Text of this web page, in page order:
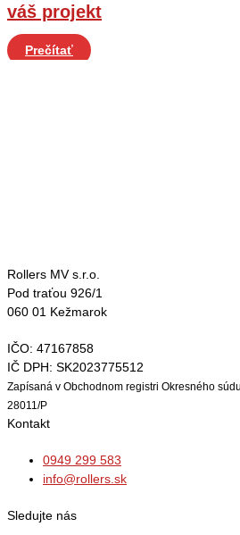
váš projekt
Prečítať
Rollers MV s.r.o.
Pod traťou 926/1
060 01 Kežmarok
IČO: 47167858
IČ DPH: SK2023775512
Zapísaná v Obchodnom registri Okresného
28011/P
Kontakt
0949 299 583
info@rollers.sk
Sledujte nás